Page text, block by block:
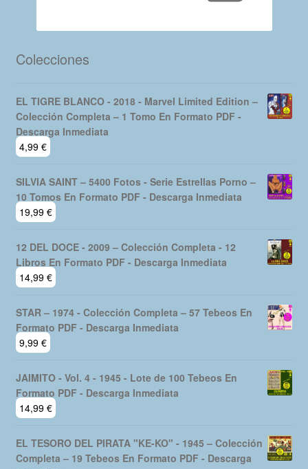
Colecciones
EL TIGRE BLANCO - 2018 - Marvel Limited Edition –
Colección Completa – 1 Tomo En Formato PDF -
Descarga Inmediata
4,99 €
SILVIA SAINT – 5400 Fotos - Serie Estrellas Porno –
10 Tomos En Formato PDF - Descarga Inmediata
19,99 €
12 DEL DOCE - 2009 – Colección Completa - 12
Libros En Formato PDF - Descarga Inmediata
14,99 €
STAR – 1974 - Colección Completa – 57 Tebeos En
Formato PDF - Descarga Inmediata
9,99 €
JAIMITO - Vol. 4 - 1945 - Lote de 100 Tebeos En
Formato PDF - Descarga Inmediata
14,99 €
EL TESORO DEL PIRATA "KE-KO" - 1945 – Colección
Completa – 19 Tebeos En Formato PDF - Descarga